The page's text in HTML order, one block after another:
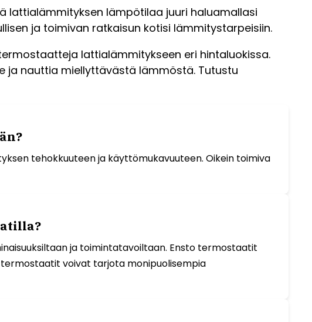
lämpötilaa juuri haluamallasi
ja toimivan ratkaisun kotisi lämmitystarpeisiin.
lattialämmitykseen eri hintaluokissa.
ja nauttia miellyttävästä lämmöstä. Tutustu
tehokkuuteen ja käyttömukavuuteen. Oikein toimiva
ja toimintatavoiltaan. Ensto termostaatit
voivat tarjota monipuolisempia